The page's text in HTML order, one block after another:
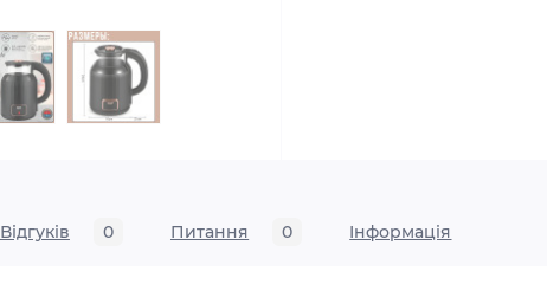
Відгуків 0 Питання 0 Iнформація